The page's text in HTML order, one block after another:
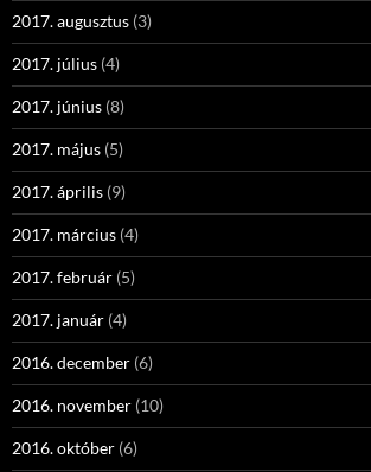
2017. augusztus (3)
2017. július (4)
2017. június (8)
2017. május (5)
2017. április (9)
2017. március (4)
2017. február (5)
2017. január (4)
2016. december (6)
2016. november (10)
2016. október (6)